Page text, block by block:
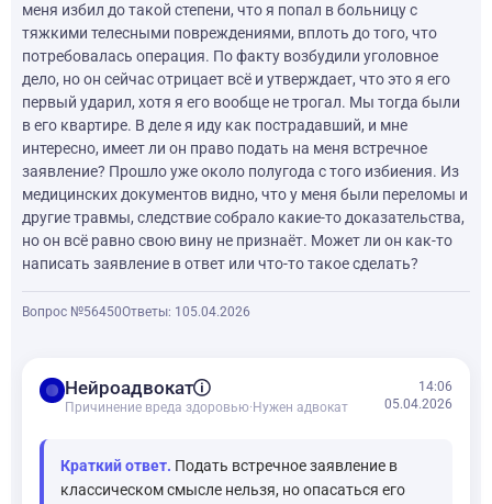
меня избил до такой степени, что я попал в больницу с
тяжкими телесными повреждениями, вплоть до того, что
потребовалась операция. По факту возбудили уголовное
дело, но он сейчас отрицает всё и утверждает, что это я его
первый ударил, хотя я его вообще не трогал. Мы тогда были
в его квартире. В деле я иду как пострадавший, и мне
интересно, имеет ли он право подать на меня встречное
заявление? Прошло уже около полугода с того избиения. Из
медицинских документов видно, что у меня были переломы и
другие травмы, следствие собрало какие-то доказательства,
но он всё равно свою вину не признаёт. Может ли он как-то
написать заявление в ответ или что-то такое сделать?
Вопрос №56450Ответы: 1 05.04.2026
balanceНейроадвокат
Причинение вреда здоровью· Нужен адвокат
14:06
05.04.2026
Краткий ответ. Подать встречное заявление в
классическом смысле нельзя, но опасаться его